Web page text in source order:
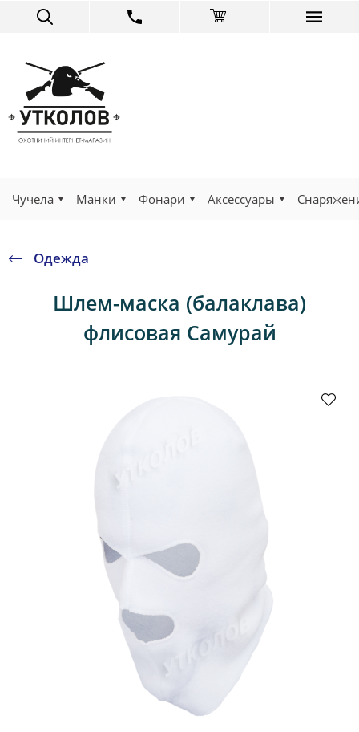
Чучела Манки Фонари Аксессуары
Одежда
Шлем-маска (балаклава)
флисовая Самурай